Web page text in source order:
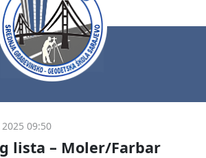
09:50
lista – Moler/Farbar